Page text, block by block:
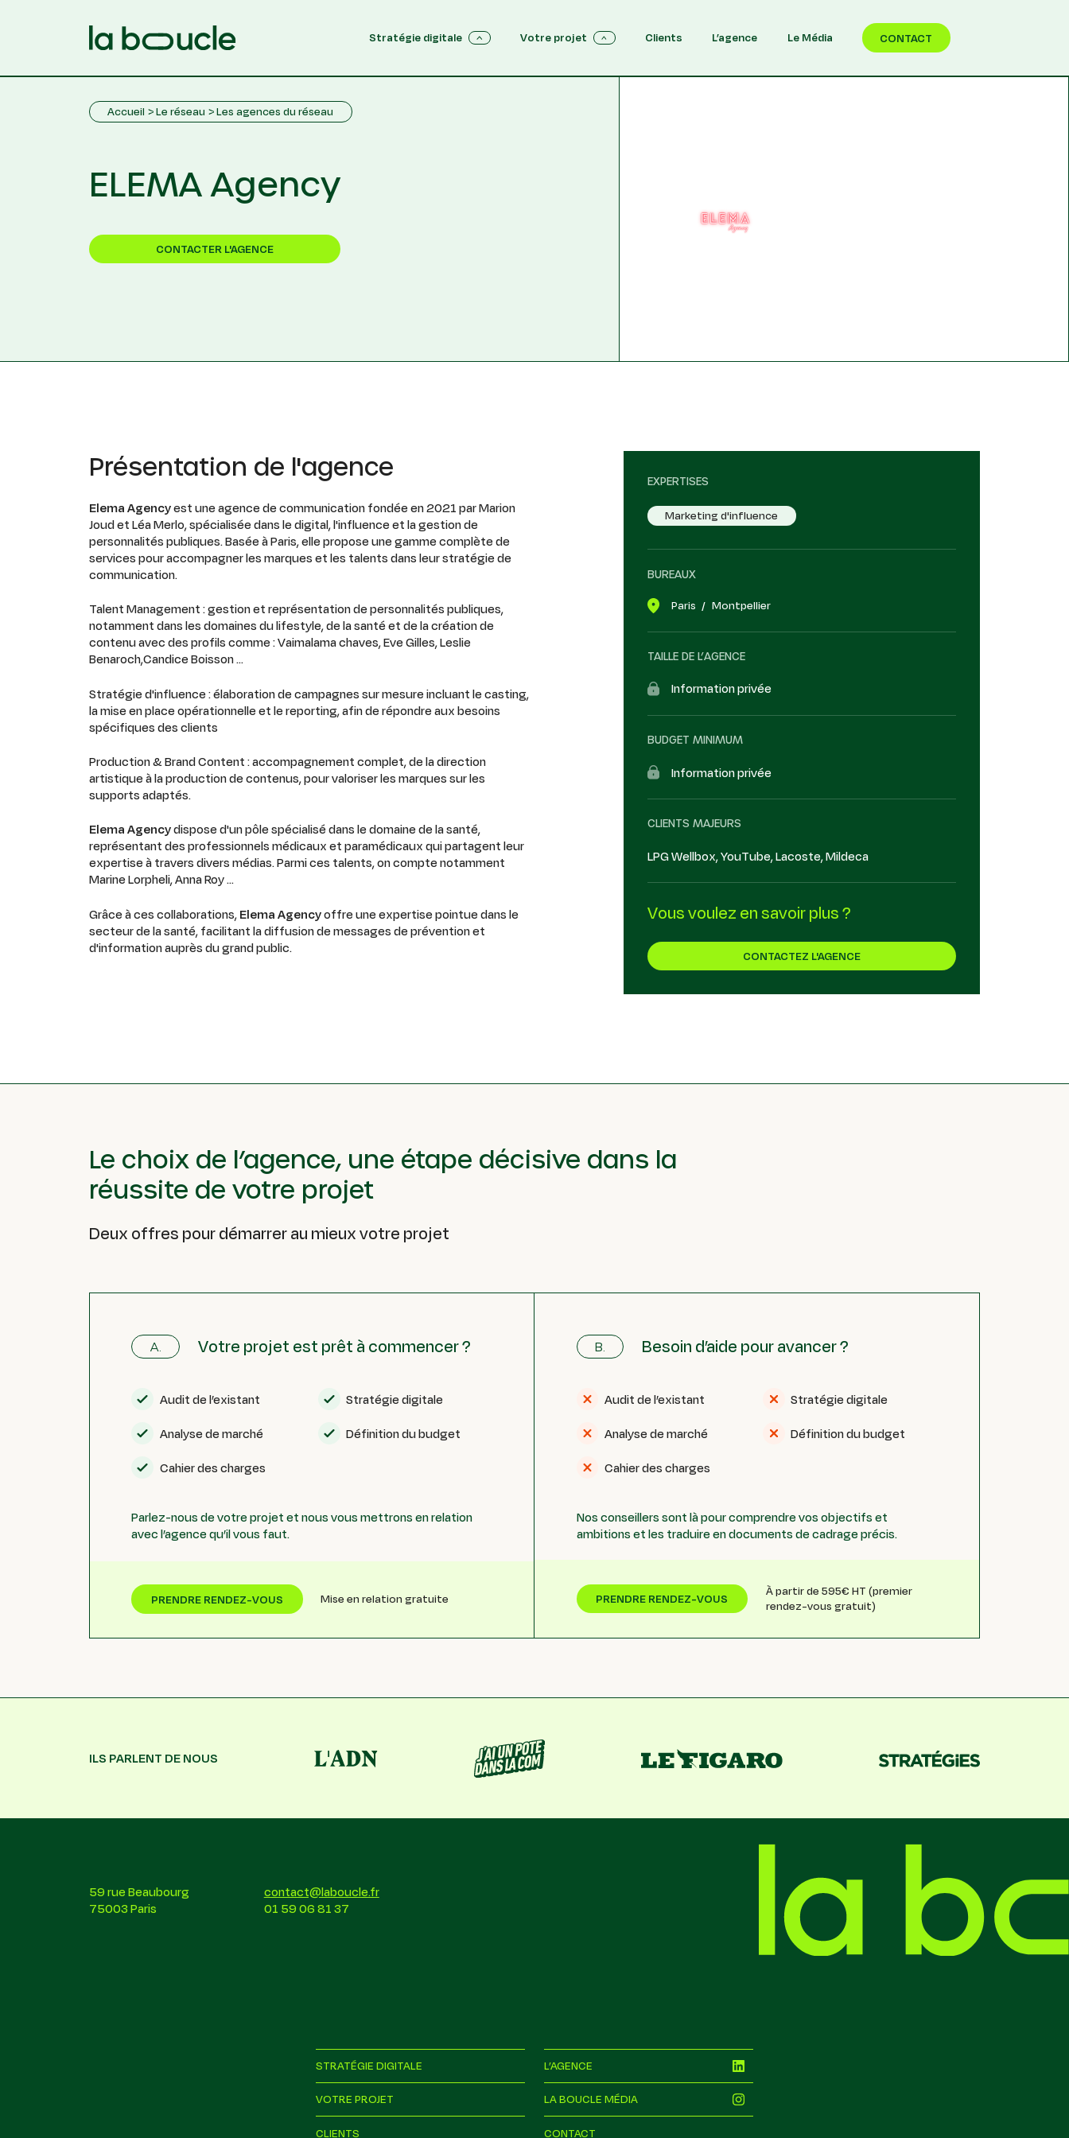
Stratégie digitale Votre projet Clients L’agence Le Média CONTACT
Accueil Le réseau Les agences du réseau
ELEMA Agency
CONTACTER L'AGENCE
Présentation de l'agence
Elema Agencyest une agence de communication fondée en 2021 par Marion
Joud et Léa Merlo, spécialisée dans le digital, l'influence et la gestion de
personnalités publiques. Basée à Paris, elle propose une gamme complète de
services pour accompagner les marques et les talents dans leur stratégie de
communication.
Talent Management : gestion et représentation de personnalités publiques,
notamment dans les domaines du lifestyle, de la santé et de la création de
contenu avec des profils comme : Vaimalama chaves, Eve Gilles, Leslie
Benaroch,Candice Boisson …
Stratégie d'influence : élaboration de campagnes sur mesure incluant le casting,
la mise en place opérationnelle et le reporting, afin de répondre aux besoins
spécifiques des clients
Production & Brand Content : accompagnement complet, de la direction
artistique à la production de contenus, pour valoriser les marques sur les
supports adaptés.
Elema Agencydispose d'un pôle spécialisé dans le domaine de la santé,
représentant des professionnels médicaux et paramédicaux qui partagent leur
expertise à travers divers médias. Parmi ces talents, on compte notamment
Marine Lorpheli, Anna Roy …
Grâce à ces collaborations,Elema Agencyoffre une expertise pointue dans le
secteur de la santé, facilitant la diffusion de messages de prévention et
d'information auprès du grand public.
EXPERTISES
Marketing d'influence
BUREAUX
Paris Montpellier
TAILLE DE L’AGENCE
Information privée
BUDGET MINIMUM
Information privée
CLIENTS MAJEURS
LPG Wellbox, YouTube, Lacoste, Mildeca
Vous voulez en savoir plus ?
CONTACTEZ L'AGENCE
Le choix de l’agence, une étape décisive dans la
réussite de votre projet
Deux offres pour démarrer au mieux votre projet
A. Votre projet est prêt à commencer ?
Audit de l’existant
Stratégie digitale
Analyse de marché
Définition du budget
Cahier des charges
Parlez-nous de votre projet et nous vous mettrons en relation
avec l’agence qu’il vous faut.
PRENDRE RENDEZ-VOUS Mise en relation gratuite
B. Besoin d’aide pour avancer ?
Audit de l’existant
Stratégie digitale
Analyse de marché
Définition du budget
Cahier des charges
Nos conseillers sont là pour comprendre vos objectifs et
ambitions et les traduire en documents de cadrage précis.
PRENDRE RENDEZ-VOUS
À partir de 595€ HT (premier
rendez-vous gratuit)
ILS PARLENT DE NOUS
59 rue Beaubourg
75003 Paris
contact@laboucle.fr
01 59 06 81 37
STRATÉGIE DIGITALE L’AGENCE
VOTRE PROJET LA BOUCLE MÉDIA
CLIENTS CONTACT